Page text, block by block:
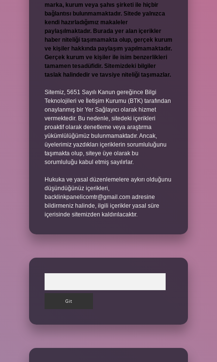
marka, kurum veya şahıs şirketi ile hiçbir
bağlantısı bulunmamaktadır. Sitede yalnızca
kendi hazırladığımız makaleler
paylaşılmaktadır. Burada yer alan içerikler
haber niteliği taşımamakta olup, gerçek kurum
ve kişiler hakkında paylaşım yapılmamaktadır.
Gerçek kurum ve kişiler ile isim benzerlikleri
tamamen tesadüfidir. Sitemizdeki bilgiler
taslak halindedir ve tavsiye niteliği taşımazlar.
Sitemiz, 5651 Sayılı Kanun gereğince Bilgi
Teknolojileri ve İletişim Kurumu (BTK) tarafından
onaylanmış bir Yer Sağlayıcı olarak hizmet
vermektedir. Bu nedenle, sitedeki içerikleri
proaktif olarak denetleme veya araştırma
yükümlülüğümüz bulunmamaktadır. Ancak,
üyelerimiz yazdıkları içeriklerin sorumluluğunu
taşımakta olup, siteye üye olarak bu
sorumluluğu kabul etmiş sayılırlar.
Hukuka ve yasal düzenlemelere aykırı olduğunu
düşündüğünüz içerikleri,
backlinkpanelicomtr@gmail.com adresine
bildirmeniz halinde, ilgili içerikler yasal süre
içerisinde sitemizden kaldırılacaktır.